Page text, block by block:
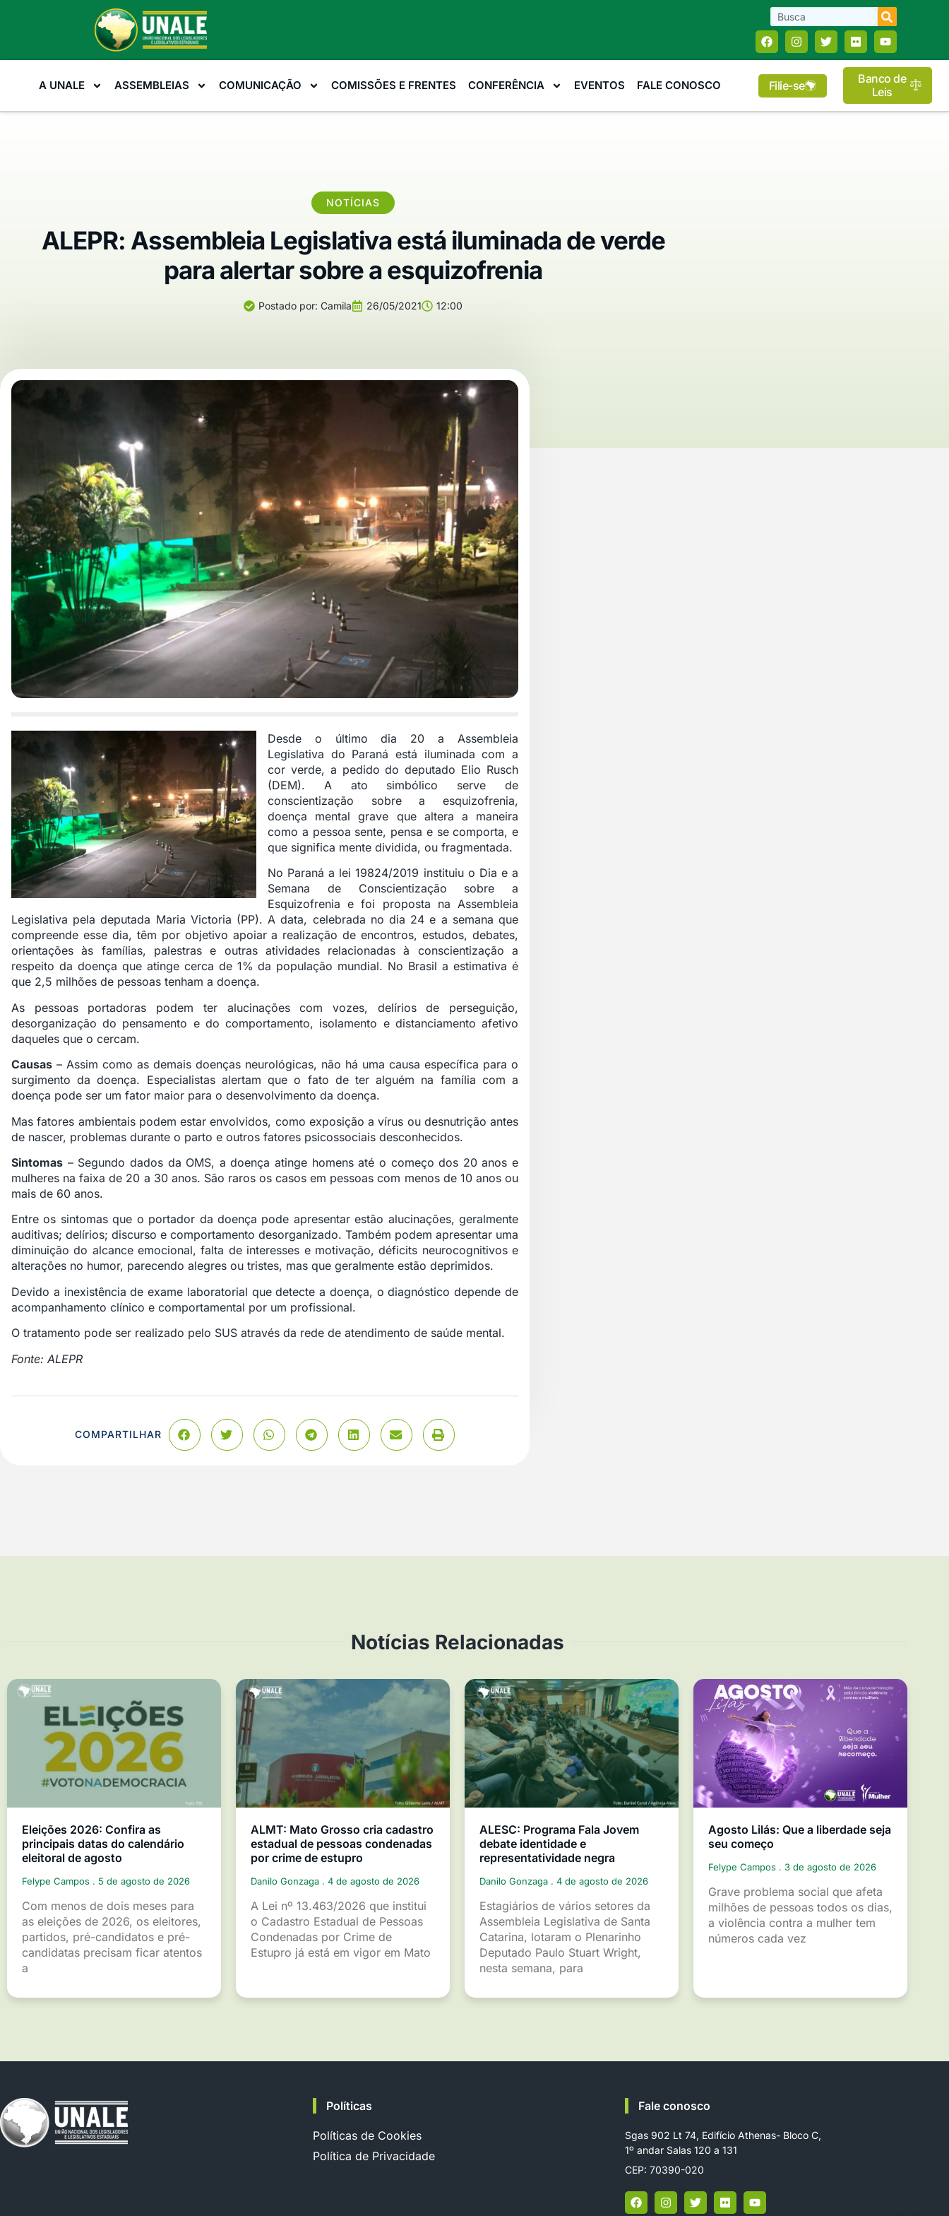
A UNALE ASSEMBLEIAS COMUNICAÇÃO COMISSÕES E FRENTES CONFERÊNCIA EVENTOS FALE CONOSCO Filie-se
Banco de
Leis
NOTÍCIAS
ALEPR: Assembleia Legislativa está iluminada de verde
para alertar sobre a esquizofrenia
Postado por: Camila 26/05/2021 12:00
Desde o último dia 20 a Assembleia
Legislativa do Paraná está iluminada com a
cor verde, a pedido do deputado Elio Rusch
(DEM). A ato simbólico serve de
conscientização sobre a esquizofrenia,
doença mental grave que altera a maneira
como a pessoa sente, pensa e se comporta, e
que significa mente dividida, ou fragmentada.
No Paraná a lei 19824/2019 instituiu o Dia e a
Semana de Conscientização sobre a
Esquizofrenia e foi proposta na Assembleia
Legislativa pela deputada Maria Victoria (PP). A data, celebrada no dia 24 e a semana que
compreende esse dia, têm por objetivo apoiar a realização de encontros, estudos, debates,
orientações às famílias, palestras e outras atividades relacionadas à conscientização a
respeito da doença que atinge cerca de 1% da população mundial. No Brasil a estimativa é
que 2,5 milhões de pessoas tenham a doença.
As pessoas portadoras podem ter alucinações com vozes, delírios de perseguição,
desorganização do pensamento e do comportamento, isolamento e distanciamento afetivo
daqueles que o cercam.
Causas – Assim como as demais doenças neurológicas, não há uma causa específica para o
surgimento da doença. Especialistas alertam que o fato de ter alguém na família com a
doença pode ser um fator maior para o desenvolvimento da doença.
Mas fatores ambientais podem estar envolvidos, como exposição a vírus ou desnutrição antes
de nascer, problemas durante o parto e outros fatores psicossociais desconhecidos.
Sintomas – Segundo dados da OMS, a doença atinge homens até o começo dos 20 anos e
mulheres na faixa de 20 a 30 anos. São raros os casos em pessoas com menos de 10 anos ou
mais de 60 anos.
Entre os sintomas que o portador da doença pode apresentar estão alucinações, geralmente
auditivas; delírios; discurso e comportamento desorganizado. Também podem apresentar uma
diminuição do alcance emocional, falta de interesses e motivação, déficits neurocognitivos e
alterações no humor, parecendo alegres ou tristes, mas que geralmente estão deprimidos.
Devido a inexistência de exame laboratorial que detecte a doença, o diagnóstico depende de
acompanhamento clínico e comportamental por um profissional.
O tratamento pode ser realizado pelo SUS através da rede de atendimento de saúde mental.
Fonte: ALEPR
COMPARTILHAR
Notícias Relacionadas
Eleições 2026: Confira as
principais datas do calendário
eleitoral de agosto
Felype Campos 5 de agosto de 2026
Com menos de dois meses para
as eleições de 2026, os eleitores,
partidos, pré-candidatos e pré-
candidatas precisam ficar atentos
a
ALMT: Mato Grosso cria cadastro
estadual de pessoas condenadas
por crime de estupro
Danilo Gonzaga 4 de agosto de 2026
A Lei nº 13.463/2026 que institui
o Cadastro Estadual de Pessoas
Condenadas por Crime de
Estupro já está em vigor em Mato
ALESC: Programa Fala Jovem
debate identidade e
representatividade negra
Danilo Gonzaga 4 de agosto de 2026
Estagiários de vários setores da
Assembleia Legislativa de Santa
Catarina, lotaram o Plenarinho
Deputado Paulo Stuart Wright,
nesta semana, para
Agosto Lilás: Que a liberdade seja
seu começo
Felype Campos 3 de agosto de 2026
Grave problema social que afeta
milhões de pessoas todos os dias,
a violência contra a mulher tem
números cada vez
Políticas
Políticas de Cookies
Política de Privacidade
Fale conosco
Sgas 902 Lt 74, Edifício Athenas- Bloco C,
1º andar Salas 120 a 131
CEP: 70390-020